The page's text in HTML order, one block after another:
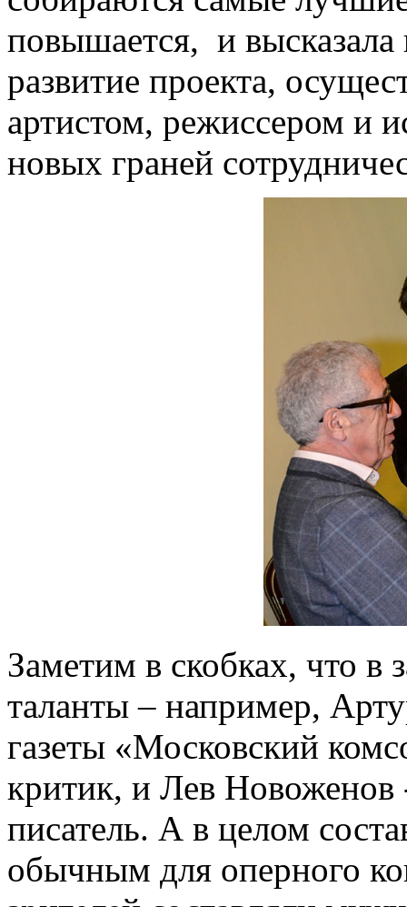
повышается, и
развитие проекта,
артистом, режиссером и
новых граней
Заметим в скобках, что в
таланты – например,
газеты «Московский
критик, и Лев
писатель. А в целом
обычным для оперного